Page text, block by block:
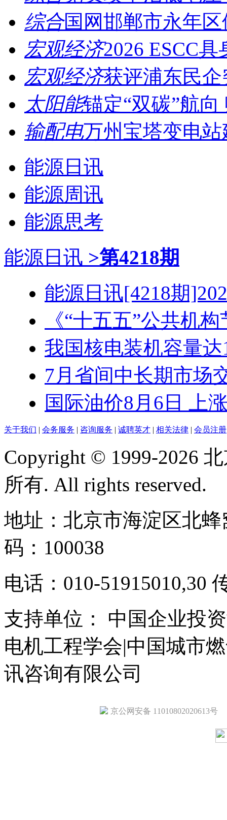
综合国网邯郸市永年
宏观经济2026 ESCC
宏观经济获评浦东民
太阳能锚定“双碳”航
输配电万州宝塔变电
能源日讯
能源周讯
能源思考
能源日讯 >第4218期
能源日讯[4218期
《“十五五”公共机
我国核电装机容量达
7月省间中长期市场
国际油价8月6日 上
关于我们 | 会务服务 | 咨询服务 | 诚聘英才 | 相关法律 | 会员注册
Copyright © 1999-2026
所有. All rights reserved.
地址：北京市海淀区北
码：100038
电话：010-51915010,30
支持单位： 中国企业投
电机工程学会|中国城市
讯咨询有限公司
京公网安备 11010802020613号